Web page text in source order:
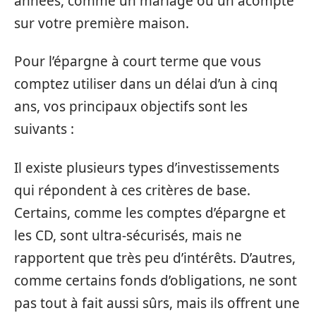
sur votre première maison.
Pour l’épargne à court terme que vous
comptez utiliser dans un délai d’un à cinq
ans, vos principaux objectifs sont les
suivants :
Il existe plusieurs types d’investissements
qui répondent à ces critères de base.
Certains, comme les comptes d’épargne et
les CD, sont ultra-sécurisés, mais ne
rapportent que très peu d’intérêts. D’autres,
comme certains fonds d’obligations, ne sont
pas tout à fait aussi sûrs, mais ils offrent une